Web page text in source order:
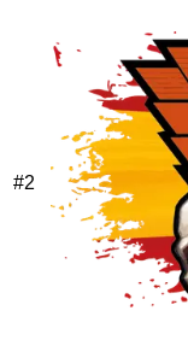
#2